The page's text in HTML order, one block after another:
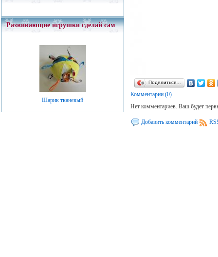
Развивающие игрушки сделай сам
Шарик тканевый
Поделиться…
Комментарии (0)
Нет комментариев. Ваш будет
Добавить комментарий